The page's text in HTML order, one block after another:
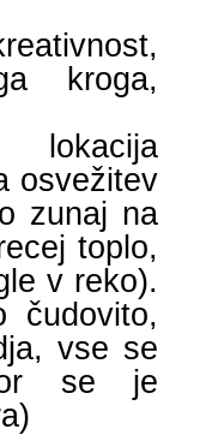
kroga,
osvežitev
zunaj na
toplo,
v reko).
čudovito,
vse se
se je